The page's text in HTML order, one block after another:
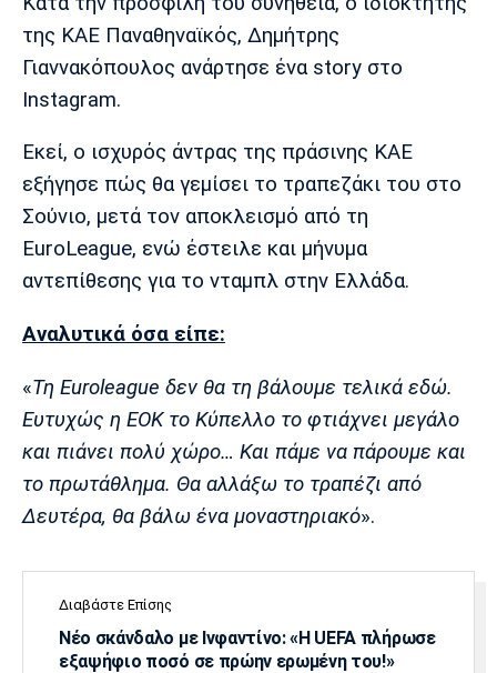
Πολιτισμός
Τραγούδια
Cine Spot
Running
Media
Παρασκήνιο
Πρόγραμμα TV
Μπαρτσελόνα
Ρεάλ
Ατλέτικο
Μαδρίτης
Μάντσεστερ
Γιουνάιτεντ
Τσέλσι Άρσεναλ
Λίβερπουλ
Σίτι
Γιουβέντους
Ίντερ Μίλαν Μπάγερν
της ΚΑΕ Παναθηναϊκός, Δημήτρης
Γιαννακόπουλος ανάρτησε ένα story στο
Instagram.
Εκεί, ο ισχυρός άντρας της πράσινης ΚΑΕ
εξήγησε πώς θα γεμίσει το τραπεζάκι του στο
Σούνιο, μετά τον αποκλεισμό από τη
EuroLeague, ενώ έστειλε και μήνυμα
αντεπίθεσης για το νταμπλ στην Ελλάδα.
Αναλυτικά όσα είπε:
«Τη Euroleague δεν θα τη βάλουμε τελικά εδώ.
Ευτυχώς η ΕΟΚ το Κύπελλο το φτιάχνει μεγάλο
και πιάνει πολύ χώρο… Και πάμε να πάρουμε και
το πρωτάθλημα. Θα αλλάξω το τραπέζι από
Δευτέρα, θα βάλω ένα μοναστηριακό».
Διαβάστε Επίσης
Νέο σκάνδαλο με Ινφαντίνο: «Η UEFA πλήρωσε
εξαψήφιο ποσό σε πρώην ερωμένη του!»